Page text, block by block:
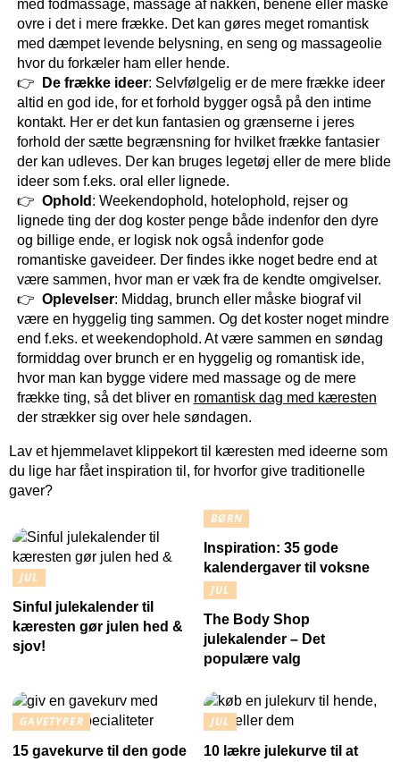
med fodmassage, massage af nakken, benene eller måske
ovre i det i mere frække. Det kan gøres meget romantisk
med dæmpet levende belysning, en seng og massageolie
hvor du forkæler ham eller hende.
De frække ideer: Selvfølgelig er de mere frække ideer
altid en god ide, for et forhold bygger også på den intime
kontakt. Her er det kun fantasien og grænserne i jeres
forhold der sætte begrænsning for hvilket frække fantasier
der kan udleves. Der kan bruges legetøj eller de mere blide
ideer som f.eks. oral eller lignede.
Ophold : Weekendophold, hotelophold, rejser og
lignede ting der dog koster penge både indenfor den dyre
og billige ende, er logisk nok også indenfor gode
romantiske gaveideer. Der findes ikke noget bedre end at
være sammen, hvor man er væk fra de kendte omgivelser.
Oplevelser: Middag, brunch eller måske biograf vil
være en hyggelig ting sammen. Og det koster noget mindre
end f.eks. et weekendophold. At være sammen en søndag
formiddag over brunch er en hyggelig og romantisk ide,
hvor man kan bygge videre med massage og de mere
frække ting, så det bliver en romantisk dag med kæresten
der strækker sig over hele søndagen.
Lav et hjemmelavet klippekort til kæresten med ideerne som
du lige har fået inspiration til, for hvorfor give traditionelle
gaver?
JUL
Sinful julekalender til
kæresten gør julen hed &
sjov!
BØRN
Inspiration: 35 gode
kalendergaver til voksne
JUL
The Body Shop
julekalender – Det
populære valg
GAVETYPER
15 gavekurve til den gode
JUL
10 lækre julekurve til at